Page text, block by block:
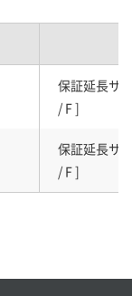
保証延長サ
/ F ]
保証延長サ
/ F ]